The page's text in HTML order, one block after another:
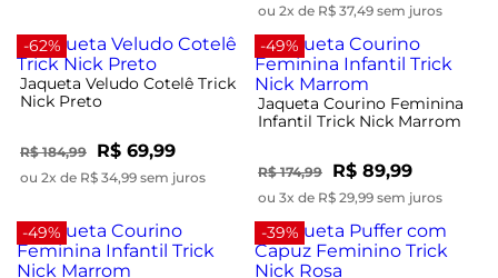
ou 2x de R$ 37,49 sem juros
-62%
Jaqueta Veludo Cotelê Trick
Nick Preto
R$ 184,99 R$ 69,99
ou 2x de R$ 34,99 sem juros
-49%
Jaqueta Courino Feminina
Infantil Trick Nick Marrom
R$ 174,99 R$ 89,99
ou 3x de R$ 29,99 sem juros
-49% -39%